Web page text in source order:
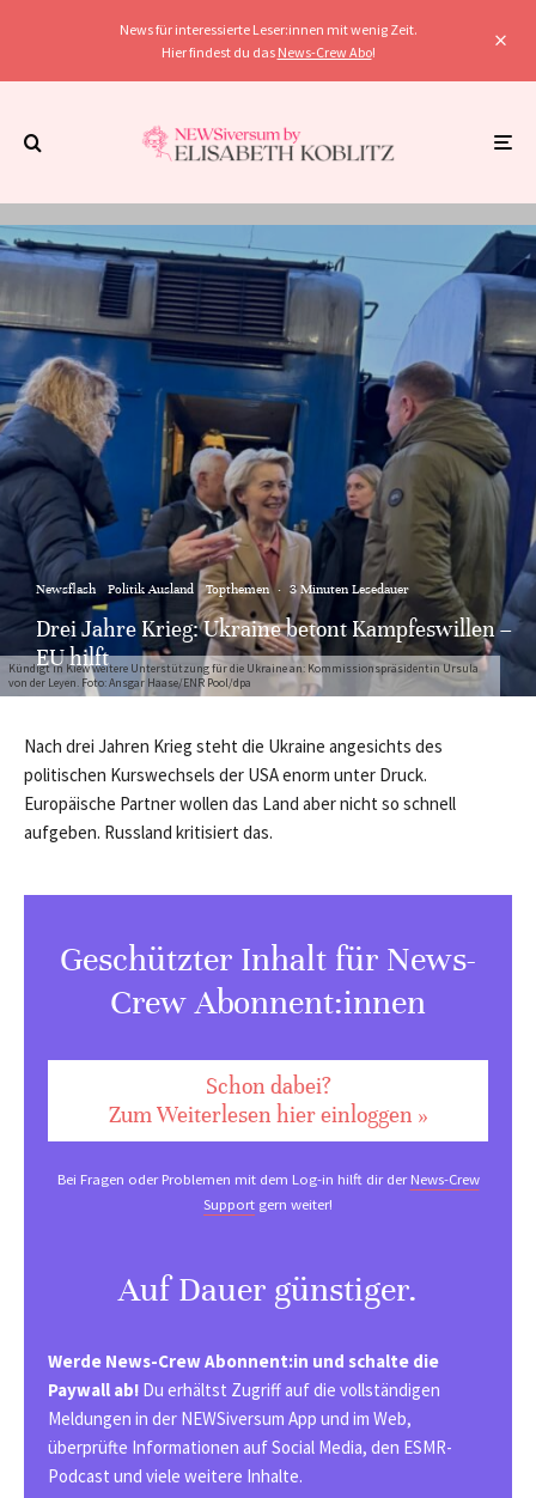
News für interessierte Leser:innen mit wenig Zeit.
Hier findest du das News-Crew Abo!
Kündigt in Kiew weitere Unterstützung für die Ukraine an: Kommissionspräsidentin Ursula
von der Leyen. Foto: Ansgar Haase/ENR Pool/dpa
Newsflash Politik Ausland Topthemen · 3 Minuten Lesedauer
Drei Jahre Krieg: Ukraine betont Kampfeswillen –
EU hilft
Nach drei Jahren Krieg steht die Ukraine angesichts des
politischen Kurswechsels der USA enorm unter Druck.
Europäische Partner wollen das Land aber nicht so schnell
aufgeben. Russland kritisiert das.
Geschützter Inhalt für News-
Crew Abonnent:innen
Schon dabei?
Zum Weiterlesen hier einloggen »
Bei Fragen oder Problemen mit dem Log-in hilft dir derNews-Crew
Support gern weiter!
Auf Dauer günstiger.
Werde News-Crew Abonnent:in und schalte die
Paywall ab! Du erhältst Zugriff auf die vollständigen
Meldungen in der NEWSiversum App und im Web,
überprüfte Informationen auf Social Media, den ESMR-
Podcast und viele weitere Inhalte.